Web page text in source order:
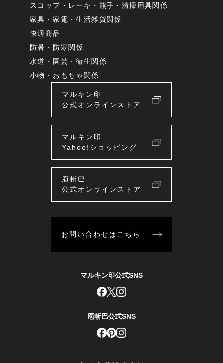
スコップ・レーキ・熊手・清掃用具関係
家具・家電・生活雑貨関係
快適商品
防暑・防寒関係
水道・園芸・衛生関係
小物・おもちゃ関係
マルキン印
公式オンラインストア
マルキン印
Yahoo!ショッピング
庖斬巴
公式オンラインストア
お問い合わせはこちら
マルキン印公式SNS
庖斬巴公式SNS